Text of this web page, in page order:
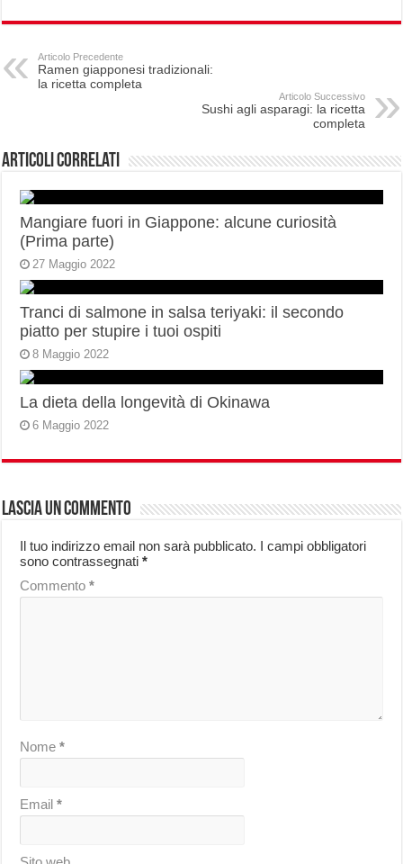
Articolo Precedente
Ramen giapponesi tradizionali:
la ricetta completa
Articolo Successivo
Sushi agli asparagi: la ricetta
completa
Articoli correlati
Mangiare fuori in Giappone: alcune curiosità
(Prima parte)
27 Maggio 2022
Tranci di salmone in salsa teriyaki: il secondo
piatto per stupire i tuoi ospiti
8 Maggio 2022
La dieta della longevità di Okinawa
6 Maggio 2022
Lascia un commento
Il tuo indirizzo email non sarà pubblicato. I campi obbligatori
sono contrassegnati*
Commento*
Nome*
Email*